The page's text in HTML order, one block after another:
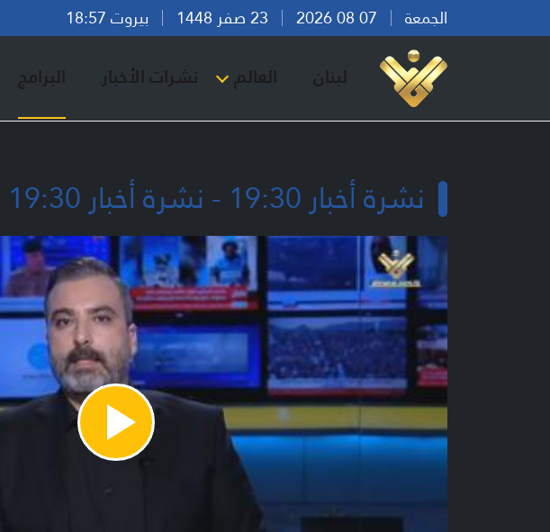
الجمعة بيروت 18:57
لبنان العالم نشرات الأخبار البرامج
نشرة أخبار 19:30 - نشرة أخبار 19:30 - 24-05-2024
Play
Video